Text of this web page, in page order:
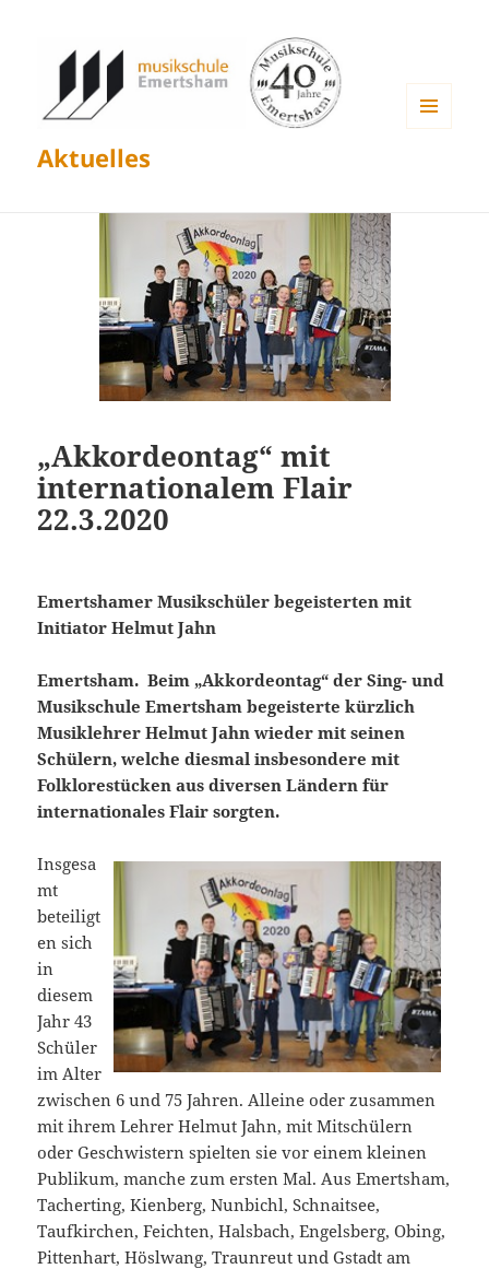
Aktuelles
„Akkordeontag“ mit
internationalem Flair
22.3.2020
Emertshamer Musikschüler begeisterten mit
Initiator Helmut Jahn
Emertsham. Beim „Akkordeontag“ der Sing- und
Musikschule Emertsham begeisterte kürzlich
Musiklehrer Helmut Jahn wieder mit seinen
Schülern, welche diesmal insbesondere mit
Folklorestücken aus diversen Ländern für
internationales Flair sorgten.
Insgesa
mt
beteiligt
en sich
in
diesem
Jahr 43
Schüler
im Alter
zwischen 6 und 75 Jahren. Alleine oder zusammen
mit ihrem Lehrer Helmut Jahn, mit Mitschülern
oder Geschwistern spielten sie vor einem kleinen
Publikum, manche zum ersten Mal. Aus Emertsham,
Tacherting, Kienberg, Nunbichl, Schnaitsee,
Taufkirchen, Feichten, Halsbach, Engelsberg, Obing,
Pittenhart, Höslwang, Traunreut und Gstadt am